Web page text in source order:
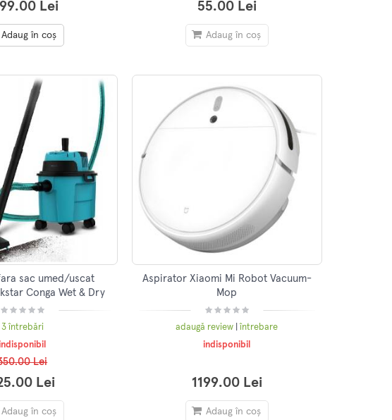
Lei
Adaug în coș
55.00 Lei
Adaug în coș
sac umed/uscat
Conga Wet & Dry
Plus, 16 L, 1200 W
3 întrebări
Lei
Lei
Adaug în coș
Aspirator Xiaomi Mi Robot Vacuum-
Mop
adaugă review
întrebare
indisponibil
1199.00 Lei
Adaug în coș